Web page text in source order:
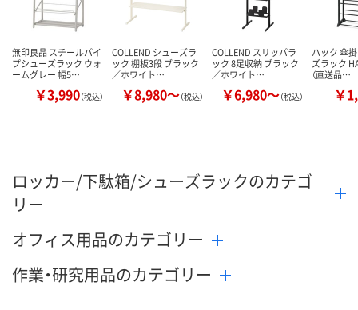
無印良品 スチールパイ
プシューズラック ウォ
ームグレー 幅5…
￥3,990（税込）
COLLEND シューズラ
ック 棚板3段 ブラック
／ホワイト…
￥8,980～（税込）
COLLEND スリッパラ
ック 8足収納 ブラック
／ホワイト…
￥6,980～（税込）
ハック 傘
ズラック
（直送品…
￥
ロッカー/下駄箱/シューズラックのカテゴ
リー
オフィス用品のカテゴリー
作業・研究用品のカテゴリー